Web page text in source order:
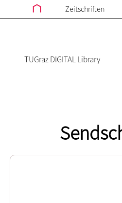
Zeitschriften
TUGraz DIGITAL Library